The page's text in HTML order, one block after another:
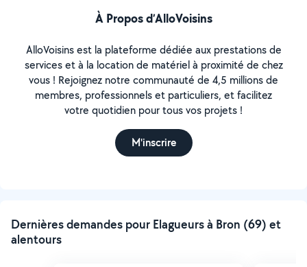
À Propos d’AlloVoisins
AlloVoisins est la plateforme dédiée aux prestations de
services et à la location de matériel à proximité de chez
vous ! Rejoignez notre communauté de 4,5 millions de
membres, professionnels et particuliers, et facilitez
votre quotidien pour tous vos projets !
M'inscrire
Dernières demandes pour Elagueurs à Bron (69) et
alentours